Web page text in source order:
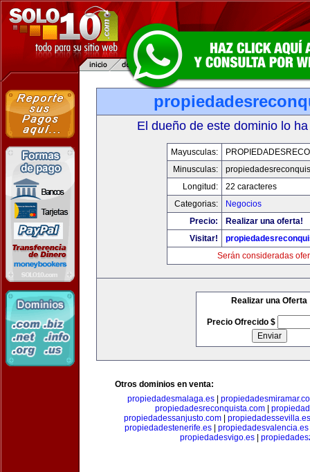
El dueño de este dominio lo
Mayusculas:
Minusculas:
Longitud:
22 caracteres
Categorias:
Negocios
Precio:
Realizar una oferta!
Visitar!
Serán consideradas
Realizar una Oferta
Precio Ofrecido $
Otros dominios en venta:
propiedadesmalaga.es|
propiedadesreconquista.com
propiedadessanjusto.com| propiedadessevilla.es
propiedadestenerife.es| propiedadesvalencia.es
propiedadesvigo.es|